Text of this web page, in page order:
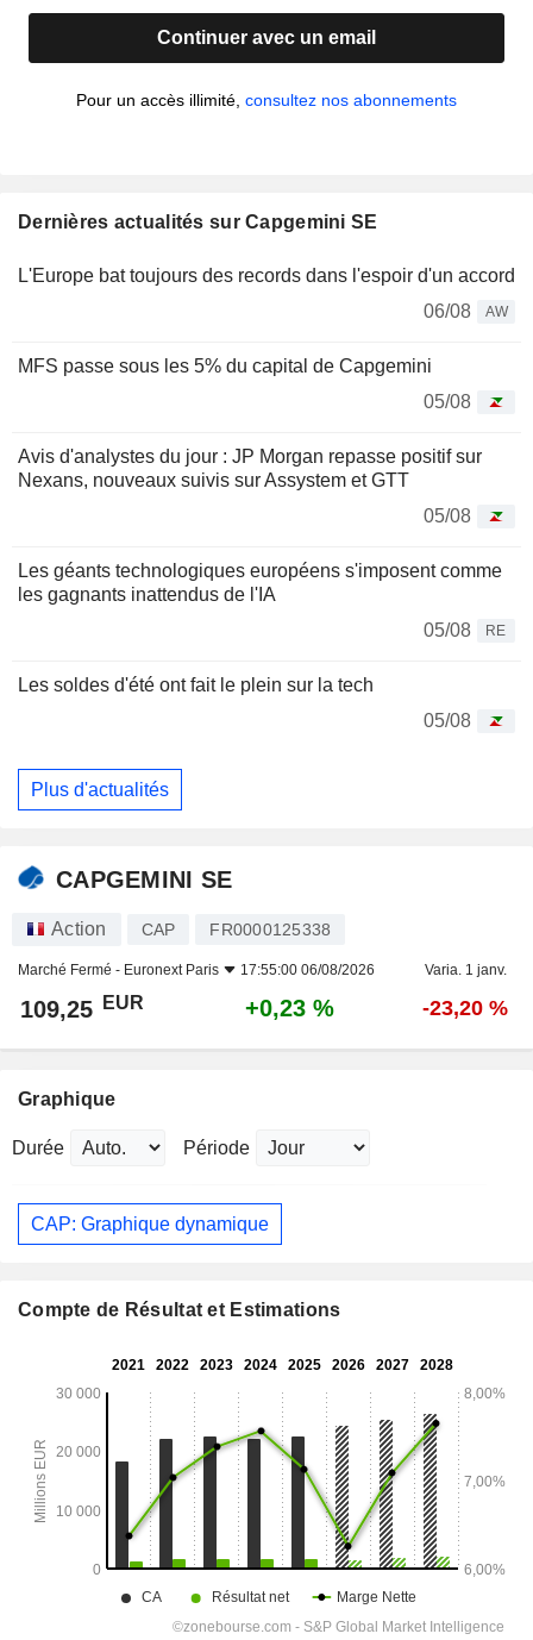
Continuer avec un email
Pour un accès illimité, consultez nos abonnements
Dernières actualités sur Capgemini SE
L'Europe bat toujours des records dans l'espoir d'un accord
06/08
AW
MFS passe sous les 5% du capital de Capgemini
05/08
Avis d'analystes du jour : JP Morgan repasse positif sur
Nexans, nouveaux suivis sur Assystem et GTT
05/08
Les géants technologiques européens s'imposent comme
les gagnants inattendus de l'IA
05/08
RE
Les soldes d'été ont fait le plein sur la tech
05/08
Plus d'actualités
CAPGEMINI SE
Action CAP FR0000125338
Marché Fermé - Euronext Paris 17:55:00 06/08/2026 Varia. 1 janv.
109,25 EUR +0,23 % -23,20 %
Graphique
Durée Période
CAP: Graphique dynamique
Compte de Résultat et Estimations